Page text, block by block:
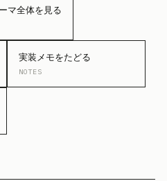
マ全体を見る
実装メモをたどる
NOTES